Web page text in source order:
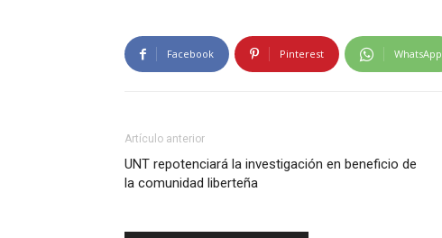
Facebook Pinterest WhatsApp
Artículo anterior
UNT repotenciará la investigación en beneficio de
la comunidad liberteña